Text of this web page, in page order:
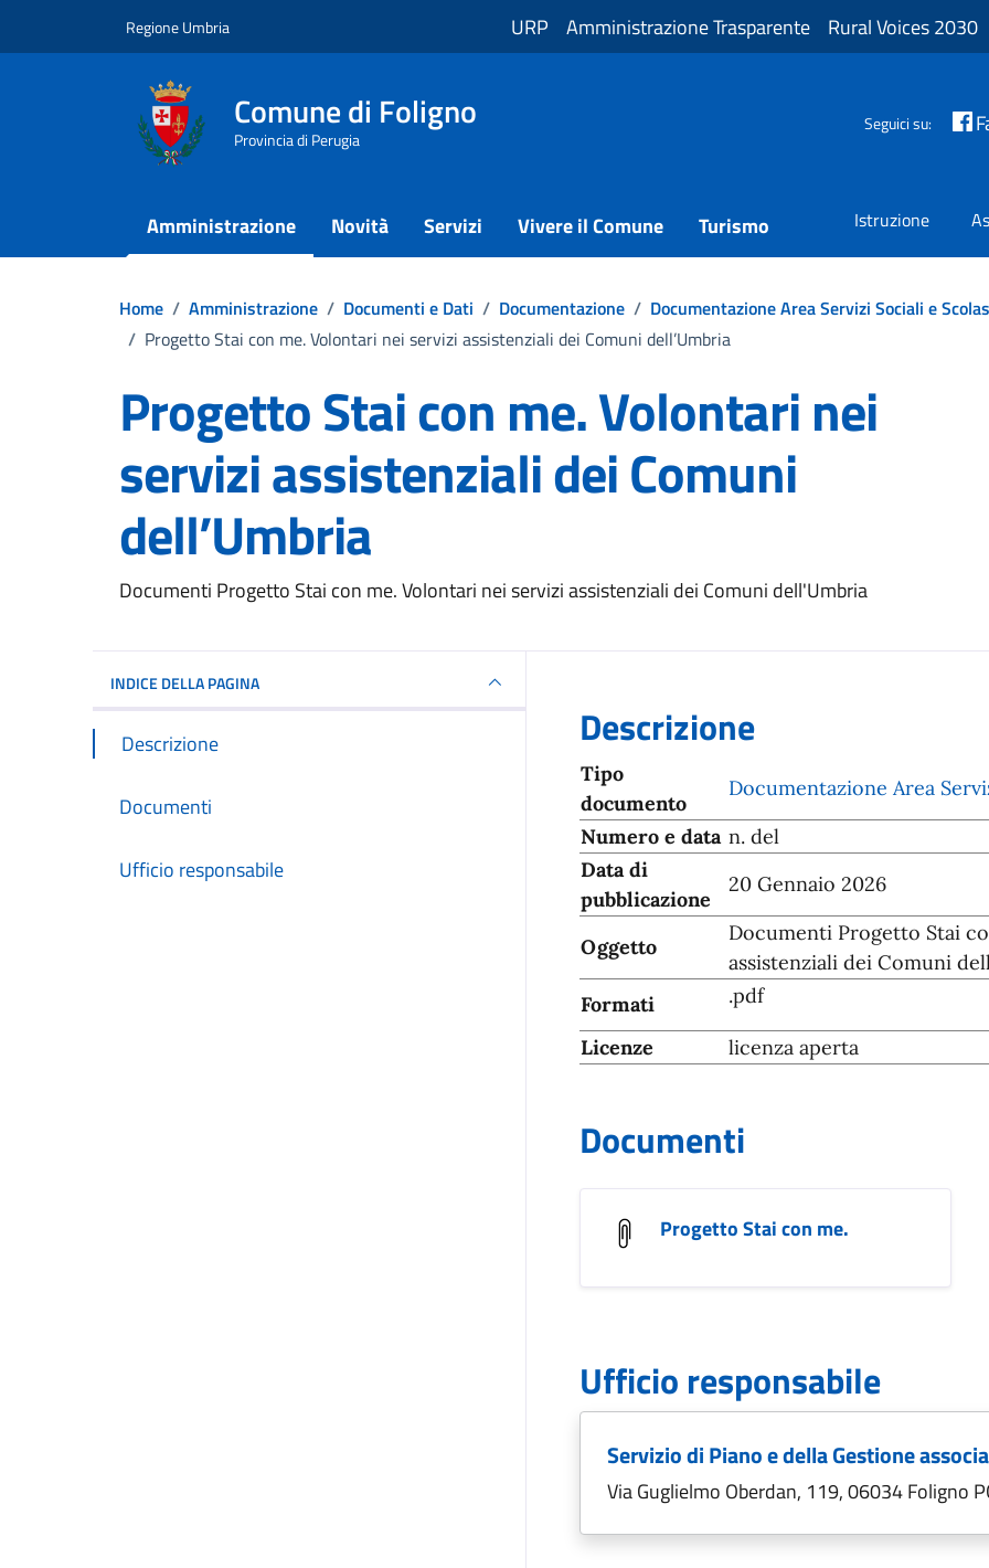
Regione Umbria URP Amministrazione Trasparente Rural Voices 2030
Comune di Foligno
Provincia di Perugia
Seguici su:
Amministrazione Novità Servizi Vivere il Comune Turismo Istruzione
Home / Amministrazione / Documenti e Dati / Documentazione / Documentazione Area Servizi Sociali e
/ Progetto Stai con me. Volontari nei servizi assistenziali dei Comuni dell’Umbria
Progetto Stai con me. Volontari nei
servizi assistenziali dei Comuni
dell’Umbria
Dettagli del documento
Documenti Progetto Stai con me. Volontari nei servizi assistenziali dei Comuni dell'Umbria
INDICE DELLA PAGINA
Descrizione
Documenti
Ufficio responsabile
Descrizione
Tipo
documento
Documentazione Area
Numero e data n. del
Data di
pubblicazione
20 Gennaio 2026
Oggetto
Documenti Progetto Stai
assistenziali dei Comuni
Formati
.pdf
Licenze licenza aperta
Documenti
Progetto Stai con me.
Ufficio responsabile
Servizio di Piano e della Gestione
Via Guglielmo Oberdan, 119, 06034 Foligno